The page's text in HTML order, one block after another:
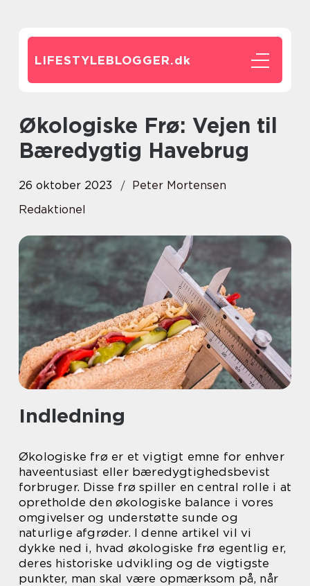
LIFESTYLEBLOGGER.dk
Økologiske Frø: Vejen til
Bæredygtig Havebrug
26 oktober 2023
Peter Mortensen
Redaktionel
Indledning
Økologiske frø er et vigtigt emne for enhver
haveentusiast eller bæredygtighedsbevist
forbruger. Disse frø spiller en central rolle i at
opretholde den økologiske balance i vores
omgivelser og understøtte sunde og
naturlige afgrøder. I denne artikel vil vi
dykke ned i, hvad økologiske frø egentlig er,
deres historiske udvikling og de vigtigste
punkter, man skal være opmærksom på, når